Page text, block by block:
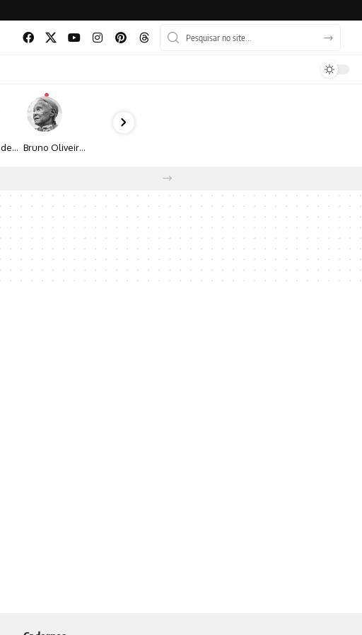
Fotografia de Fátima Carlini transforma paisagens naturais em experiências de contemplação Bruno Oliveira retrata o cotidiano urbano por meio da fotografia em preto e branco